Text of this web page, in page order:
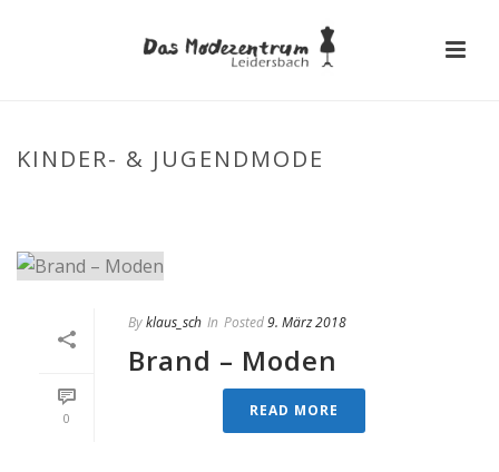
KINDER- & JUGENDMODE
0
Byklaus_sch In Posted9. März 2018
Brand – Moden
READ MORE